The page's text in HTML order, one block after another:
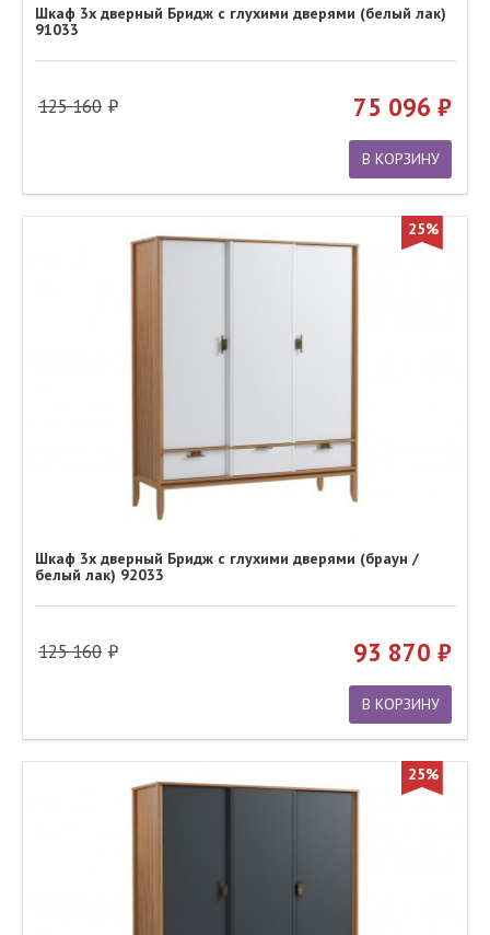
Шкаф 3х дверный Бридж с глухими дверями (белый лак)
91033
125 160 75 096
В КОРЗИНУ
25%
Шкаф 3х дверный Бридж с глухими дверями (браун /
белый лак) 92033
125 160 93 870
В КОРЗИНУ
25%